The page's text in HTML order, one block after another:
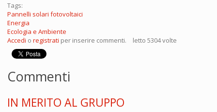
Tags:
Pannelli solari fotovoltaici
Energia
Ecologia e Ambiente
Accedi o registrati per inserire commenti. letto 5304 volte
Commenti
IN MERITO AL GRUPPO